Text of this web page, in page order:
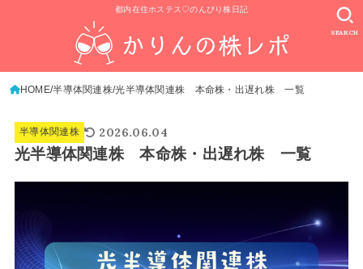
都内在住ホステス♡のんびり株日記
SEARCH
HOME 半導体関連株 光半導体関連株 本命株・出遅れ株 一覧
半導体関連株 2026.06.04
光半導体関連株 本命株・出遅れ株 一覧